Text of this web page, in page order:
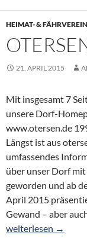
HEIMAT- & FÄHRVEREIN
21. APRIL 2015
Mit insgesamt 7
unsere Dorf-
www.otersen.de
Längst ist aus
umfassendes
über unser Dorf mit
geworden und ab
April 2015
Gewand – aber
Otersen.de – Jetzt
weiterlesen →